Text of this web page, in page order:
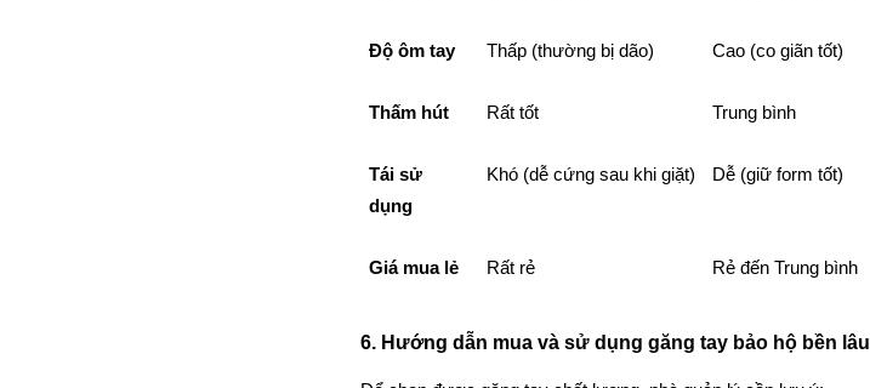
Độ ôm tay Thấp (thường bị dão) Cao (co giãn tốt)
Thấm hút Rất tốt Trung bình
Tái sử
dụng
Khó (dễ cứng sau khi giặt) Dễ (giữ form tốt)
Giá mua lẻ Rất rẻ Rẻ đến Trung bình
6. Hướng dẫn mua và sử dụng găng tay bảo hộ bền lâu